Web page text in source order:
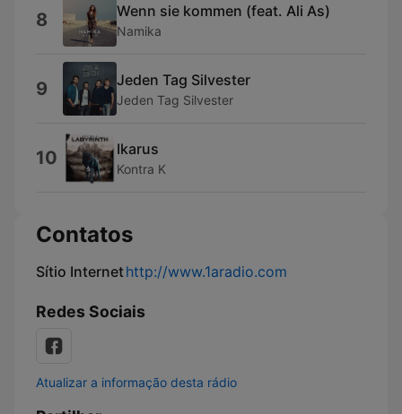
8 Wenn sie kommen (feat. Ali As)
Namika
9 Jeden Tag Silvester
Jeden Tag Silvester
10 Ikarus
Kontra K
Contatos
Sítio Internethttp://www.1aradio.com
Redes Sociais
Atualizar a informação desta rádio